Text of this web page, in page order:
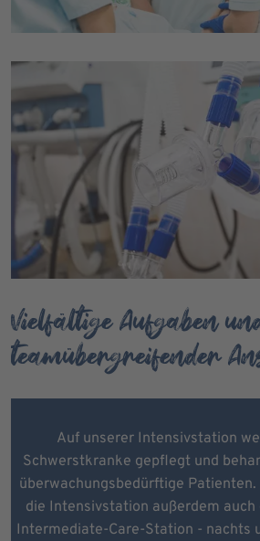
Vielfältige Aufgaben
teamübergreifender
Auf unserer Intensivstation
Schwerstkranke gepflegt und
überwachungsbedürftige
die Intensivstation außerdem auch
Intermediate-Care-Station - nachts